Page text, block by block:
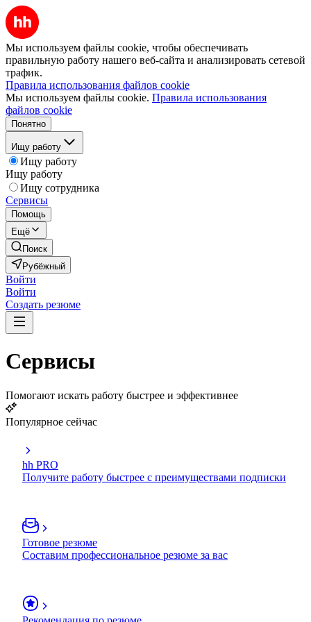
Мы используем файлы cookie, чтобы обеспечивать
правильную работу нашего веб-сайта и анализировать сетевой
трафик.
Правила использования файлов cookie
Мы используем файлы cookie. Правила использования
файлов cookie
Понятно
Ищу работу
Ищу работу
Ищу работу
Ищу сотрудника
Сервисы
Помощь
Ещё
Поиск
Рубёжный
Войти
Войти
Создать резюме
Сервисы
Помогают искать работу быстрее и эффективнее
Популярное сейчас
hh PRO
Получите работу быстрее с преимуществами подписки
Готовое резюме
Составим профессиональное резюме за вас